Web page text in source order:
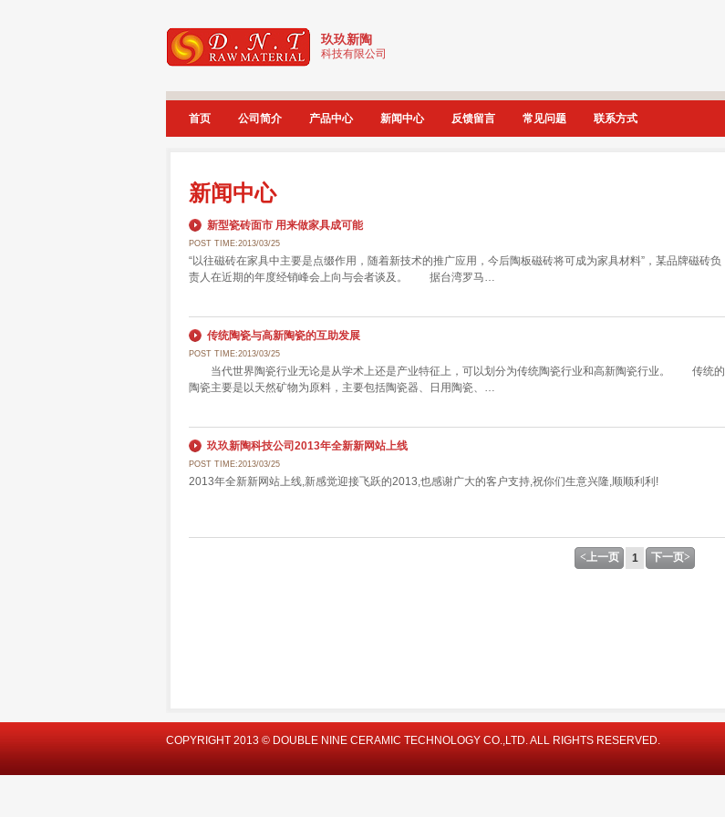
玖玖新陶
科技有限公司
首页 公司简介 产品中心 新闻中心 反馈留言 常见问题 联系方式
新闻中心
新型瓷砖面市 用来做家具成可能
POST TIME:2013/03/25
“以往磁砖在家具中主要是点缀作用，随着新技术的推广应用，今后陶板磁砖将可成为家具材料”，某品牌磁砖负
责人在近期的年度经销峰会上向与会者谈及。 据台湾罗马…
传统陶瓷与高新陶瓷的互助发展
POST TIME:2013/03/25
当代世界陶瓷行业无论是从学术上还是产业特征上，可以划分为传统陶瓷行业和高新陶瓷行业。 传统的
陶瓷主要是以天然矿物为原料，主要包括陶瓷器、日用陶瓷、…
玖玖新陶科技公司2013年全新新网站上线
POST TIME:2013/03/25
2013年全新新网站上线,新感觉迎接飞跃的2013,也感谢广大的客户支持,祝你们生意兴隆,顺顺利利!
<上一页 1 下一页>
COPYRIGHT 2013 © DOUBLE NINE CERAMIC TECHNOLOGY CO.,LTD. ALL RIGHTS RESERVED.